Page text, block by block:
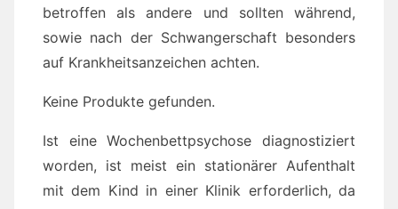
betroffen als andere und sollten während,
sowie nach der Schwangerschaft besonders
auf Krankheitsanzeichen achten.
Keine Produkte gefunden.
Ist eine Wochenbettpsychose diagnostiziert
worden, ist meist ein stationärer Aufenthalt
mit dem Kind in einer Klinik erforderlich, da